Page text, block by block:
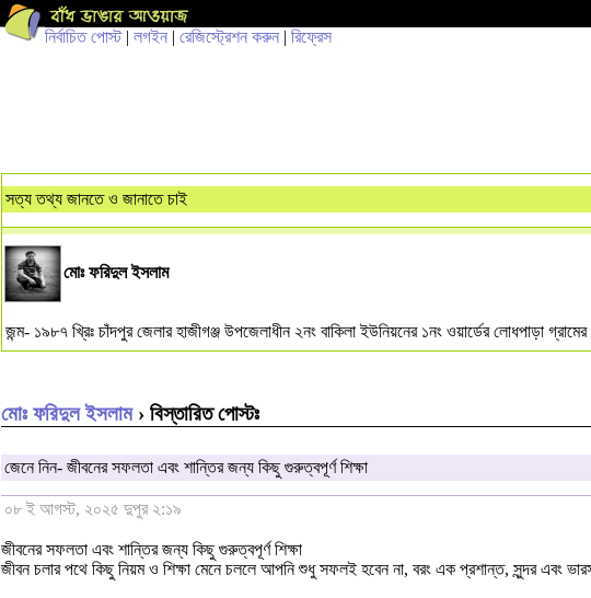
নির্বাচিত পোস্ট| লগইন | রেজিস্ট্রেশন করুন | রিফ্রেস
সত্য তথ্য জানতে ও জানাতে চাই
মোঃ ফরিদুল ইসলাম
জন্ম- ১৯৮৭ খ্রিঃ চাঁদপুর জেলার হাজীগঞ্জ উপজেলাধীন ২নং বাকিলা ইউনিয়নের ১নং ওয়ার্ডের লোধপাড়া
মোঃ ফরিদুল ইসলাম› বিস্তারিত পোস্টঃ
জেনে নিন- জীবনের সফলতা এবং শান্তির জন্য কিছু গুরুত্বপূর্ণ শিক্ষা
০৮ ই আগস্ট, ২০২৫ দুপুর ২:১৯
জীবনের সফলতা এবং শান্তির জন্য কিছু গুরুত্বপূর্ণ শিক্ষা
জীবন চলার পথে কিছু নিয়ম ও শিক্ষা মেনে চললে আপনি শুধু সফলই হবেন না, বরং এক প্রশান্ত, সুন্দর এবং